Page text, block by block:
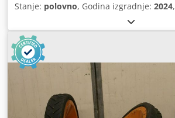
Stanje: polovno, Godina izgradnje: 2024,